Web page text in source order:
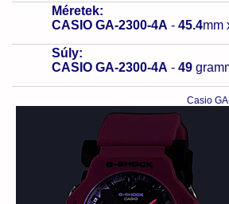
Méretek:
CASIO GA-2300-4A - 45.4mm
Súly:
CASIO GA-2300-4A - 49
Casio